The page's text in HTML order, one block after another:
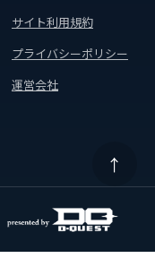
↑
サイト利用規約
プライバシーポリシー
運営会社